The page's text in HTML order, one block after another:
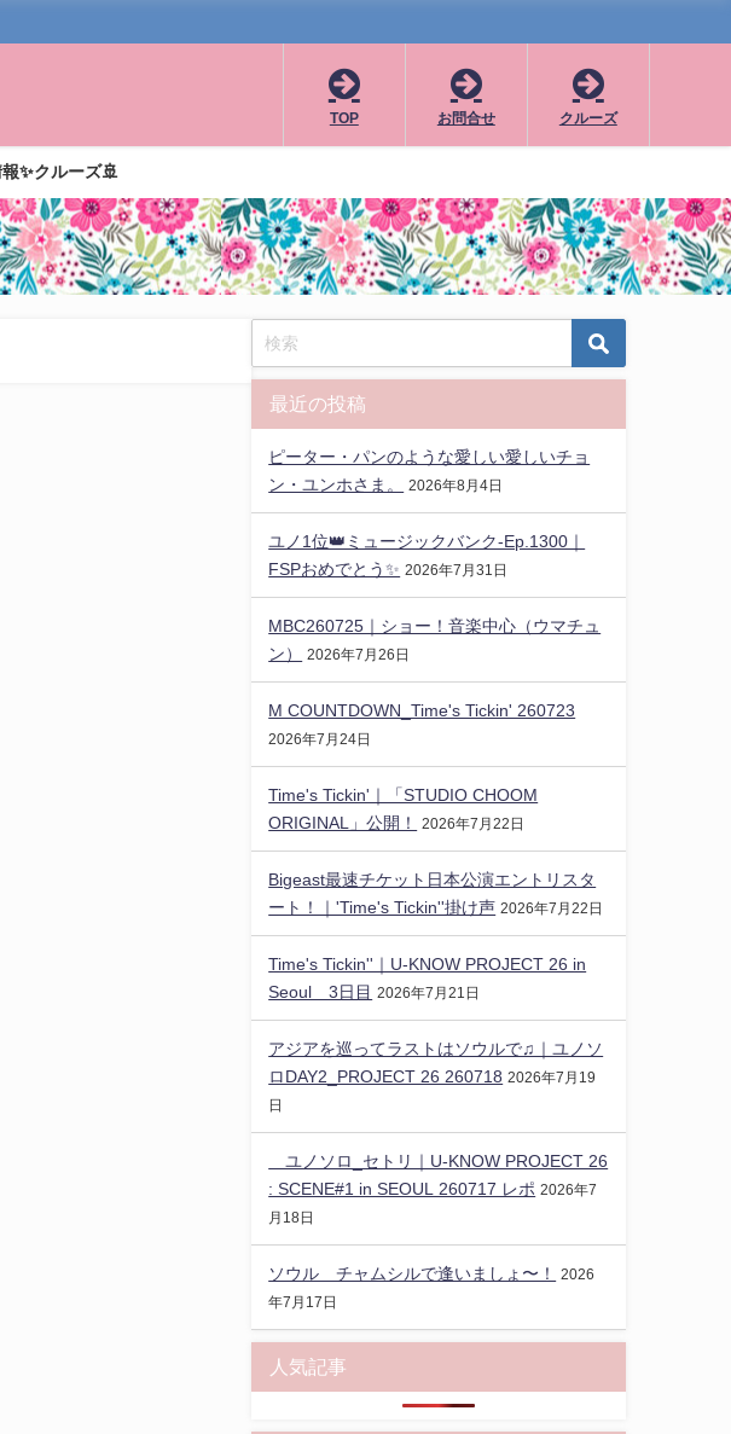
TOP お問合せ クルーズ
✨クルーズ🚢
最近の投稿
ピーター・パンのような愛しい愛しいチョ
ン・ユンホさま。
2026年8月4日
ユノ1位👑ミュージックバンク-Ep.1300｜
FSPおめでとう✨️ 2026年7月31日
MBC260725｜ショー！音楽中心（ウマチュ
ン）
2026年7月26日
M COUNTDOWN_Time's Tickin' 260723
2026年7月24日
Time's Tickin'｜「STUDIO CHOOM
ORIGINAL」公開！
2026年7月22日
Bigeast最速チケット日本公演エントリスタ
ート！｜'Time's Tickin''掛け声 2026年7月22日
Time's Tickin''｜U-KNOW PROJECT 26 in
Seoul 3日目 2026年7月21日
アジアを巡ってラストはソウルで♫｜ユノソ
ロDAY2_PROJECT 26 260718 2026年7月19
日
ユノソロ_セトリ｜U-KNOW PROJECT 26
: SCENE#1 in SEOUL 260717 レポ 2026年7
月18日
ソウル チャムシルで逢いましょ〜！
2026
年7月17日
人気記事